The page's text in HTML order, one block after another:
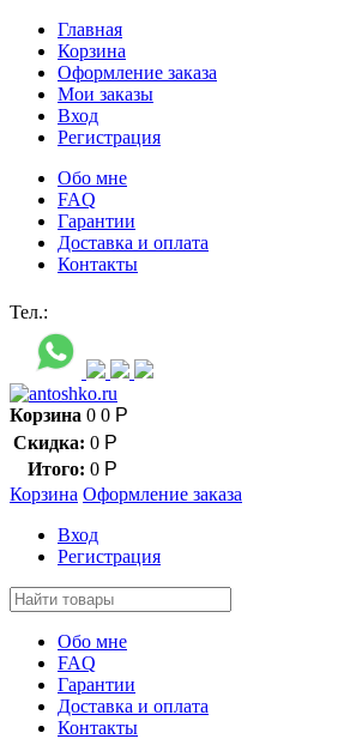
Главная
Корзина
Оформление заказа
Мои заказы
Вход
Регистрация
Обо мне
FAQ
Гарантии
Доставка и оплата
Контакты
Тел.:
Корзина 0 0 Р
Скидка: 0 Р
Итого: 0 Р
Корзина Оформление заказа
Вход
Регистрация
Обо мне
FAQ
Гарантии
Доставка и оплата
Контакты